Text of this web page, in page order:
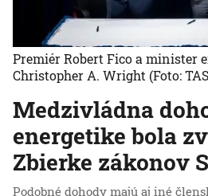
Medzivládna
energetike bola
Zbierke zákonov
Podobné dohody majú aj iné
Premiér Robert Fico a minister
Christopher A. Wright (Foto: